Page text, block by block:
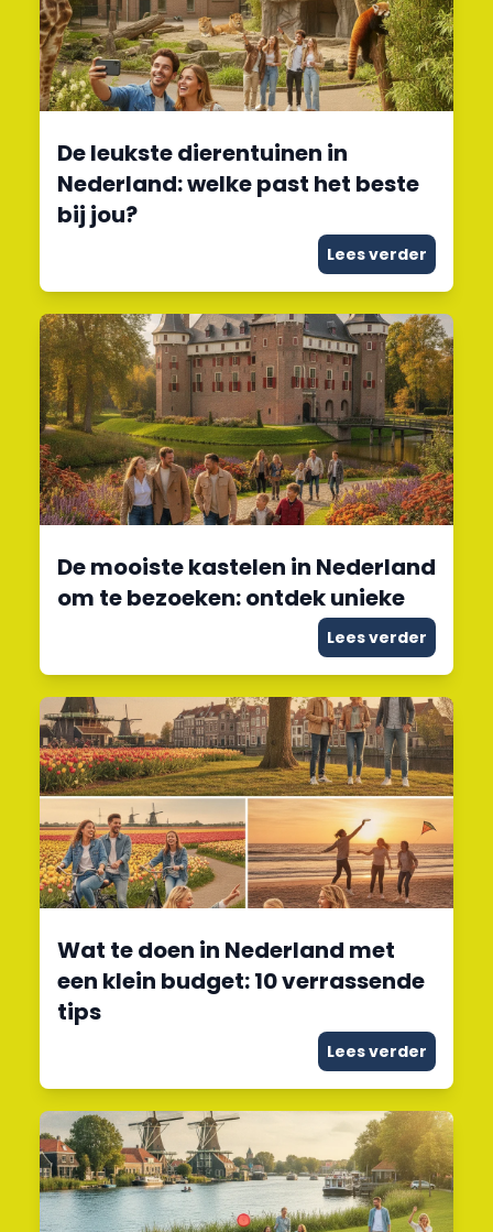
De leukste dierentuinen in
Nederland: welke past het beste
bij jou?
Lees verder
De mooiste kastelen in Nederland
om te bezoeken: ontdek unieke
Lees verder
Wat te doen in Nederland met
een klein budget: 10 verrassende
tips
Lees verder